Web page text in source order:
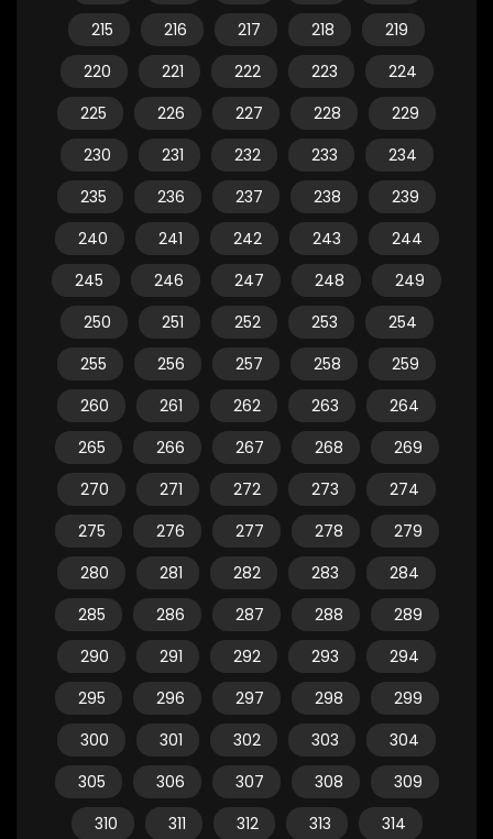
215
216 217 218
219
220
221 222 223
224
225
226 227 228
229
230
231 232 233
234
235
236 237 238
239
240
241 242 243
244
245
246 247 248
249
250
251 252 253
254
255
256 257 258
259
260
261 262 263
264
265
266 267 268
269
270
271 272 273
274
275
276 277 278
279
280
281 282 283
284
285
286 287 288
289
290
291 292 293
294
295
296 297 298
299
300
301 302 303
304
305
306 307 308
309
310
311 312 313
314